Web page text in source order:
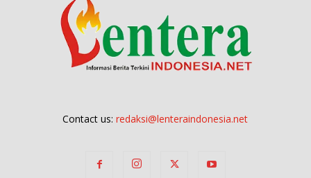
Contact us:redaksi@lenteraindonesia.net